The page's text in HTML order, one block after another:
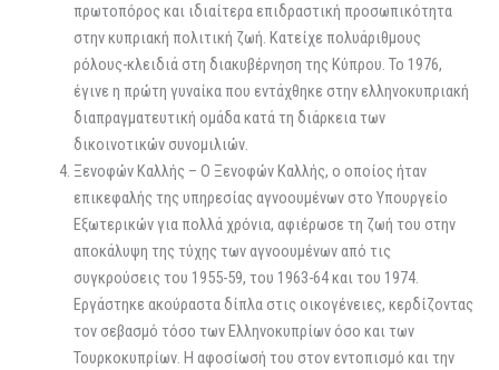
πρωτοπόρος και ιδιαίτερα επιδραστική προσωπικότητα
στην κυπριακή πολιτική ζωή. Κατείχε πολυάριθμους
ρόλους-κλειδιά στη διακυβέρνηση της Κύπρου. Το 1976,
έγινε η πρώτη γυναίκα που εντάχθηκε στην ελληνοκυπριακή
διαπραγματευτική ομάδα κατά τη διάρκεια των
δικοινοτικών συνομιλιών.
Ξενοφών Καλλής – Ο Ξενοφών Καλλής, ο οποίος ήταν
επικεφαλής της υπηρεσίας αγνοουμένων στο Υπουργείο
Εξωτερικών για πολλά χρόνια, αφιέρωσε τη ζωή του στην
αποκάλυψη της τύχης των αγνοουμένων από τις
συγκρούσεις του 1955-59, του 1963-64 και του 1974.
Εργάστηκε ακούραστα δίπλα στις οικογένειες, κερδίζοντας
τον σεβασμό τόσο των Ελληνοκυπρίων όσο και των
Τουρκοκυπρίων. Η αφοσίωσή του στον εντοπισμό και την